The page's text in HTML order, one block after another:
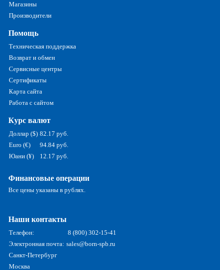
Магазины
Производители
Помощь
Техническая поддержка
Возврат и обмен
Сервисные центры
Сертификаты
Карта сайта
Работа с сайтом
Курс валют
Доллар ($) 82.17 руб.
Euro (€)
94.84 руб.
Юани (¥)
12.17 руб.
Финансовые операции
Все цены указаны в рублях.
Наши контакты
Телефон:
8 (800) 302-15-41
Электронная почта: sales@born-spb.ru
Санкт-Петербург
Москва